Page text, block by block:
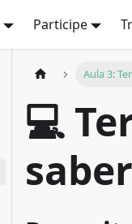
Participe
Aula 3:
💻
saber